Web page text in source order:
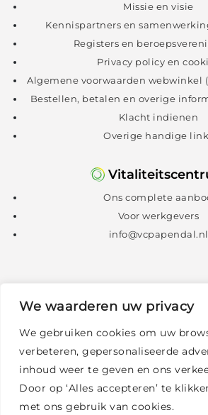
We waarderen uw privacy
We gebruiken cookies om uw
verbeteren, gepersonaliseerde
inhoud weer te geven en ons
Door op ‘Alles accepteren’ te
met ons gebruik van cookies.
Missie en visie
Kennispartners en
Registers en
Privacy policy en
Algemene voorwaarden webwinkel
Bestellen, betalen en overige
Klacht indienen
Overige handige
Ons complete
Voor werkgevers
info@vcpapendal.nl